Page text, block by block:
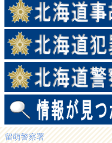
留萌警察署